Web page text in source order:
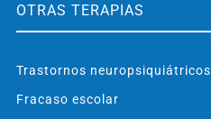
OTRAS TERAPIAS
Trastornos neuropsiquiátricos
Fracaso escolar